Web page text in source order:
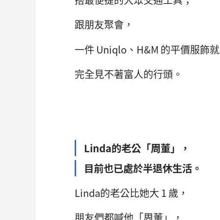
跟朋友聚會，
一件 Uniqlo、H&M 的平價服飾
完全見不著富人的行頭。
Linda的老公「周董」，
目前也已處於半退休生活。
Linda的老公比她大 1 歲，